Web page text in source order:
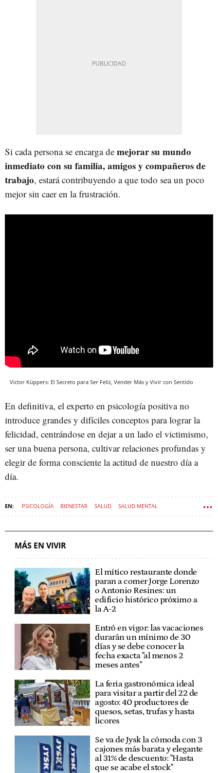
Si cada persona se encarga de mejorar su mundo
inmediato con su familia, amigos y compañeros de
trabajo, estará contribuyendo a que todo sea un poco
mejor sin caer en la frustración.
Victor Küppers: El Secreto para Ser Feliz, Vender Más y Vivir con Sentido
En definitiva, el experto en psicología positiva no
introduce grandes y difíciles conceptos para lograr la
felicidad, centrándose en dejar a un lado el victimismo,
ser una buena persona, cultivar relaciones profundas y
elegir de forma consciente la actitud de nuestro día a
día.
PSICOLOGÍA BIENESTAR SALUD SALUD MENTAL
MÁS EN VIVIR
El mítico restaurante donde
paran a comer Jorge Lorenzo
o Antonio Resines: un
edificio histórico próximo a
la A-2
Entró en vigor: las vacaciones
durarán un mínimo de 30
días y se debe conocer la
fecha exacta "al menos 2
meses antes"
La feria gastronómica ideal
para visitar a partir del 22 de
agosto: 40 productores de
quesos, setas, trufas y hasta
licores
Se va de Jysk la cómoda con 3
cajones más barata y elegante
al 31% de descuento: "Hasta
que se acabe el stock"